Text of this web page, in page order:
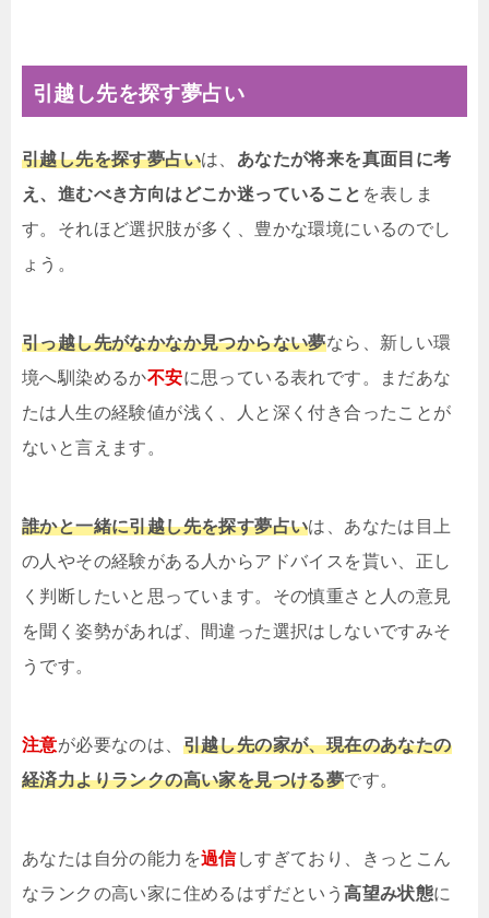
引越し先を探す夢占い
引越し先を探す夢占いは、 あなたが将来を真面目に考
え、進むべき方向はどこか迷っていること を表しま
す。それほど選択肢が多く、豊かな環境にいるのでし
ょう。
引っ越し先がなかなか見つからない夢なら、新しい環
境へ馴染めるか不安に思っている表れです。まだあな
たは人生の経験値が浅く、人と深く付き合ったことが
ないと言えます。
誰かと一緒に引越し先を探す夢占いは、あなたは目上
の人やその経験がある人からアドバイスを貰い、正し
く判断したいと思っています。その慎重さと人の意見
を聞く姿勢があれば、間違った選択はしないですみそ
うです。
注意が必要なのは、 引越し先の家が、現在のあなたの
経済力よりランクの高い家を見つける夢です。
あなたは自分の能力を過信しすぎており、きっとこん
なランクの高い家に住めるはずだという高望み状態に